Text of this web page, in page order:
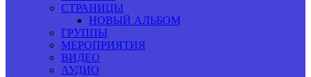
СТРАНИЦЫ
НОВЫЙ АЛЬБОМ
ГРУППЫ
МЕРОПРИЯТИЯ
ВИДЕО
АУДИО